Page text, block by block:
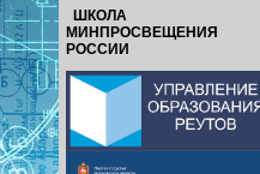
ШКОЛА
МИНПРОСВЕЩЕНИЯ
РОССИИ